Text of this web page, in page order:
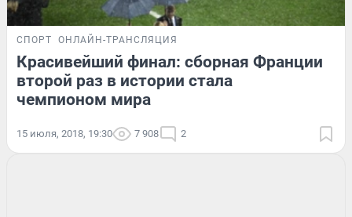
СПОРТ ОНЛАЙН-ТРАНСЛЯЦИЯ
Красивейший финал: сборная Франции
второй раз в истории стала
чемпионом мира
15 июля, 2018, 19:30 7 908 2